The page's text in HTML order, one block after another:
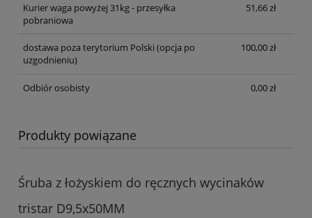
Kurier waga powyżej 31kg - przesyłka
pobraniowa
51,66 zł
dostawa poza terytorium Polski (opcja po
uzgodnieniu)
100,00 zł
Odbiór osobisty 0,00 zł
Produkty powiązane
Śruba z łożyskiem do ręcznych wycinaków
tristar D9,5x50MM